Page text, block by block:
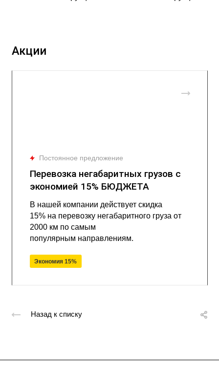
Акции
Постоянное предложение
Перевозка негабаритных грузов с
экономией 15% БЮДЖЕТА
В нашей компании действует скидка
15% на перевозку негабаритного груза от
2000 км по самым
популярным направлениям.
Экономия 15%
Назад к списку